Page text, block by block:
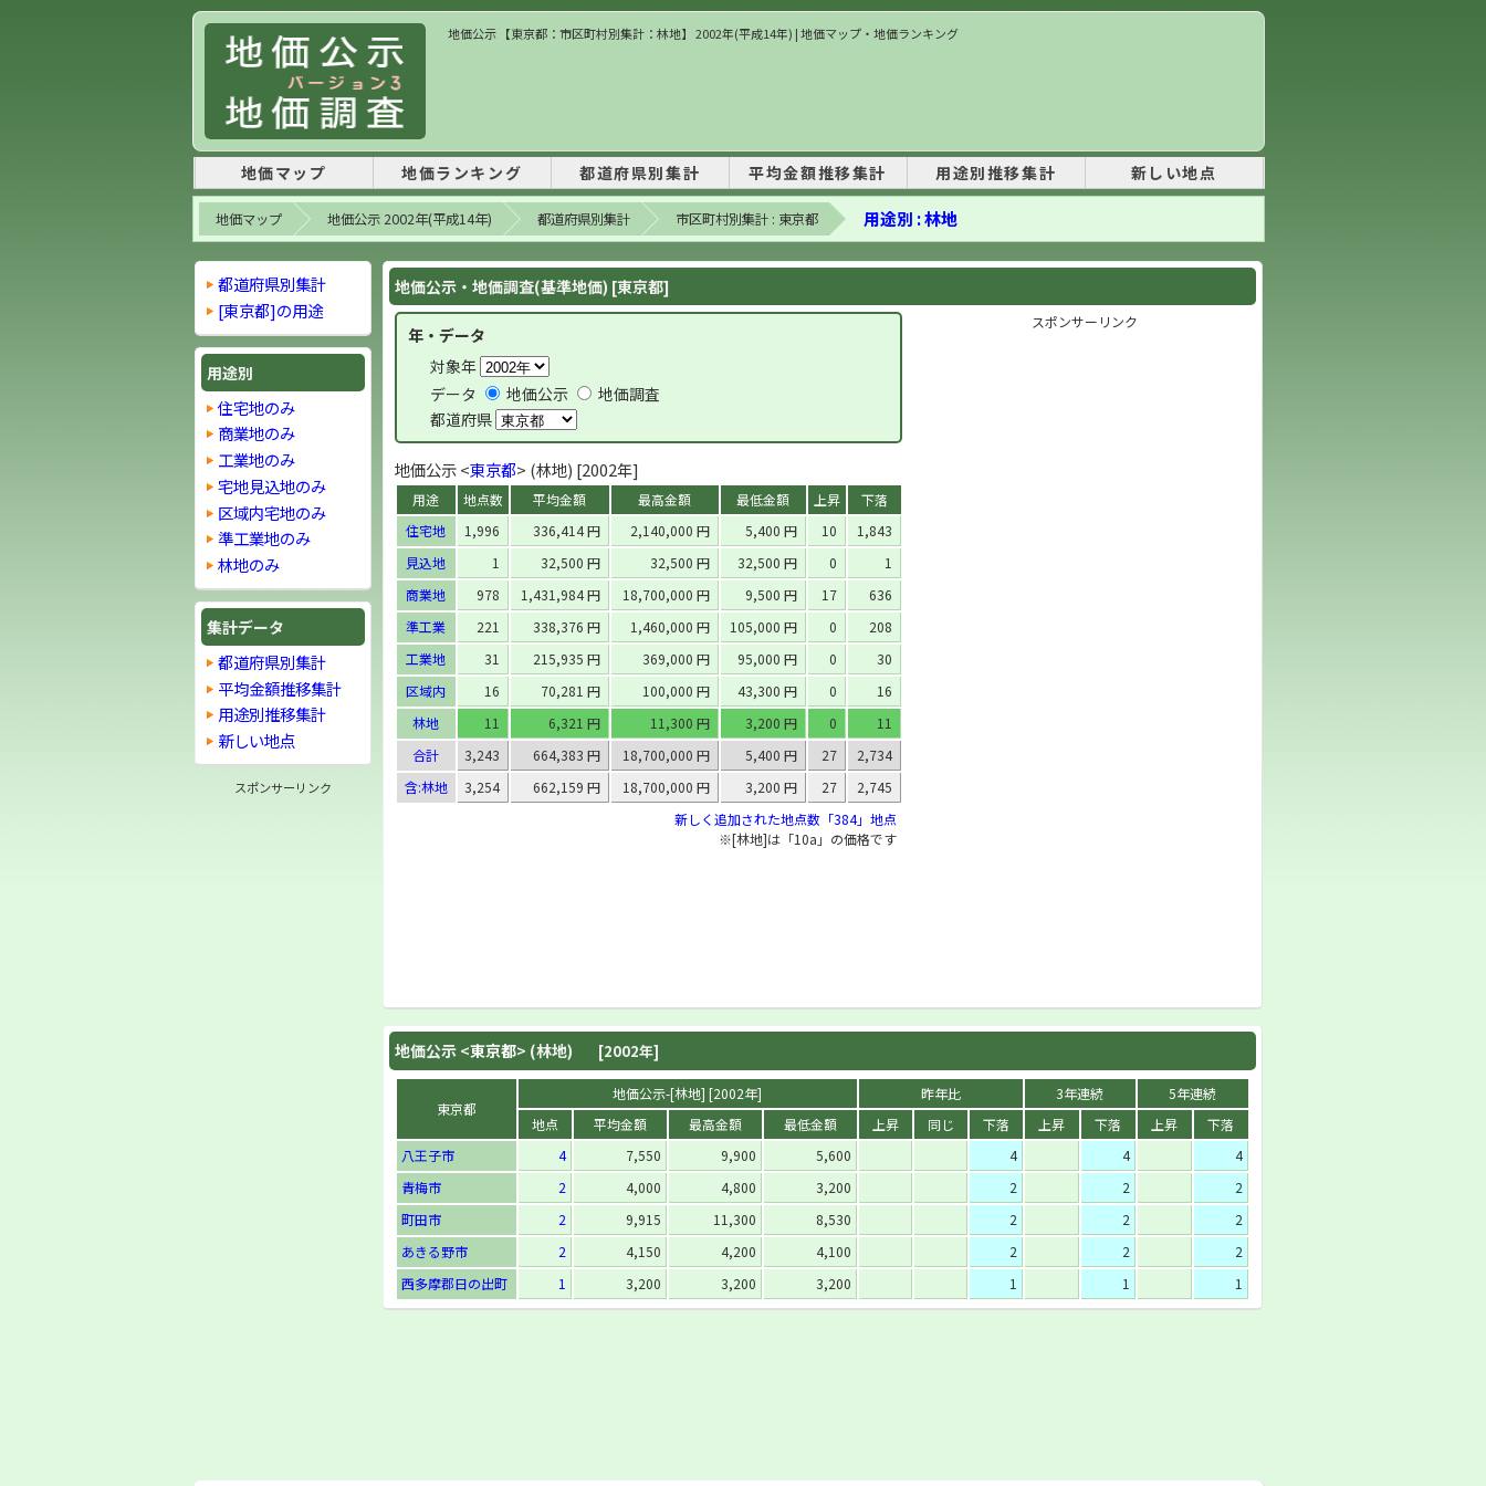
地価公示 【東京都：市区町村別集計：林地】 2002年(平成14年) | 地価マップ・地価ランキング
地価マップ 地価ランキング 都道府県別集計 平均金額推移集計 用途別推移集計 新しい地点
地価マップ 地価公示 2002年(平成14年) 都道府県別集計 市区町村別集計 : 東京都 用途別 : 林地
地価公示・地価調査(基準地価) [東京都]
年・データ
対象年
データ
地価公示
地価調査
都道府県
地価公示 <東京都> (林地) [2002年]
用途 地点数 平均金額 最高金額 最低金額 上昇
下落
住宅地
1,996 336,414 円 2,140,000 円 5,400 円 10
1,843
見込地
1 32,500 円 32,500 円 32,500 円 0
1
商業地
978 1,431,984 円 18,700,000 円 9,500 円 17
636
準工業
221 338,376 円 1,460,000 円 105,000 円 0
208
工業地
31 215,935 円 369,000 円 95,000 円 0
30
区域内
16 70,281 円 100,000 円 43,300 円 0
16
林地
11 6,321 円 11,300 円 3,200 円 0
11
合計
3,243 664,383 円 18,700,000 円 5,400 円 27
2,734
含:林地
3,254 662,159 円 18,700,000 円 3,200 円 27
2,745
新しく追加された地点数「384」地点
※[林地]は「10a」の価格です
スポンサーリンク
地価公示 <東京都> (林地) [2002年]
東京都
地価公示-[林地] [2002年] 昨年比 3年連続
5年連続
地点
平均金額 最高金額 最低金額 上昇 同じ 下落 上昇 下落 上昇
下落
八王子市
4 7,550 9,900 5,600 4 4
4
青梅市
2 4,000 4,800 3,200 2 2
2
町田市
2 9,915 11,300 8,530 2 2
2
あきる野市
2 4,150 4,200 4,100 2 2
2
西多摩郡日の出町
1 3,200 3,200 3,200 1 1 1
都道府県別集計
[東京都]の用途
用途別
住宅地のみ
商業地のみ
工業地のみ
宅地見込地のみ
区域内宅地のみ
準工業地のみ
林地のみ
集計データ
都道府県別集計
平均金額推移集計
用途別推移集計
新しい地点
スポンサーリンク